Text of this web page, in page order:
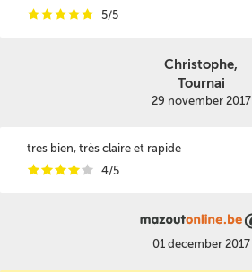
iiiii 5/5
Christophe,
Tournai
29 november 2017
tres bien, très claire et rapide
iiiii 4/5
01 december 2017